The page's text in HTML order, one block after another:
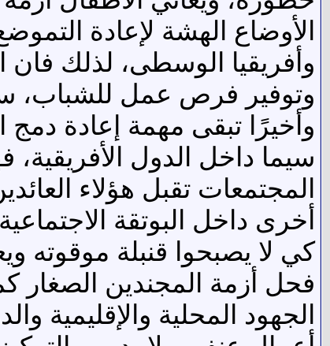
الأوضاع الهشة لإعادة
وأفريقيا الوسطى، لذلك
وتوفير فرص عمل للشباب،
وأخيرًا تبقى مهمة إعادة
سيما داخل الدول الأفريقية،
المجتمعات تقبل هؤلاء
أخرى داخل البوتقة
كي لا يصبحوا قنبلة موقوته
فحل أزمة المجندين الصغار
الجهود المحلية والإقليمية